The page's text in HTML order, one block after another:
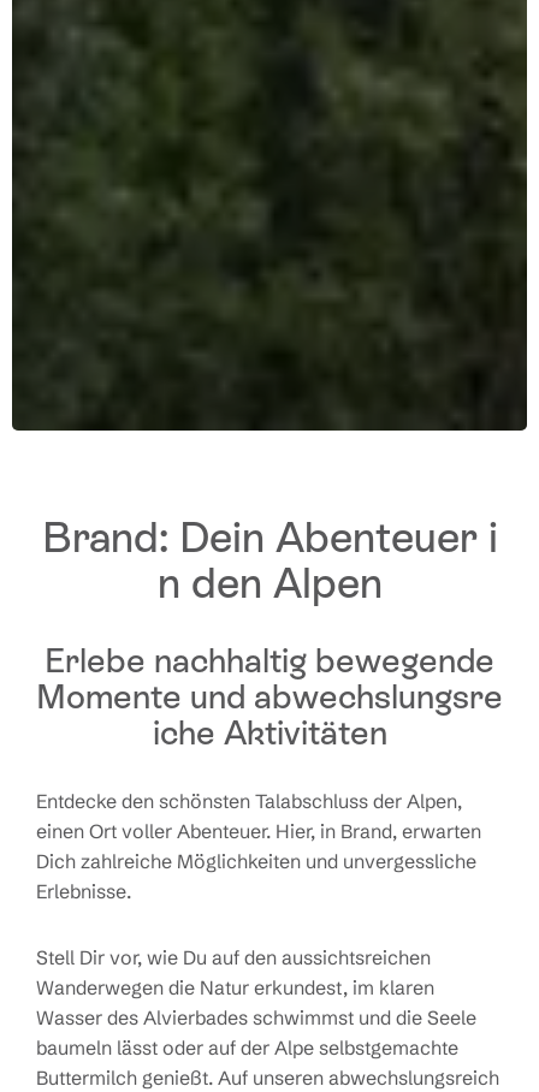
Brand: Dein Abenteuer i
n den Alpen
Erlebe nachhaltig bewegende
Momente und abwechslungsre
iche Aktivitäten
Entdecke den schönsten Talabschluss der Alpen,
einen Ort voller Abenteuer. Hier, in Brand, erwarten
Dich zahlreiche Möglichkeiten und unvergessliche
Erlebnisse.
Stell Dir vor, wie Du auf den aussichtsreichen
Wanderwegen die Natur erkundest, im klaren
Wasser des Alvierbades schwimmst und die Seele
baumeln lässt oder auf der Alpe selbstgemachte
Buttermilch genießt. Auf unseren abwechslungsreich